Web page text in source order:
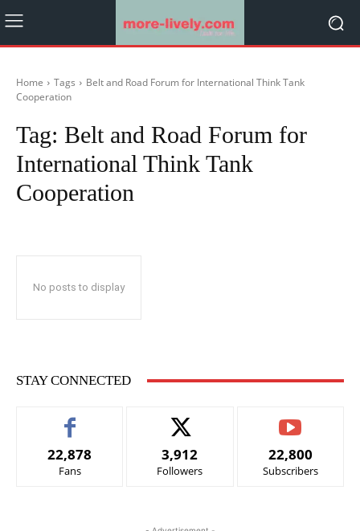
Home Tags
Belt and Road Forum for International Think Tank
Cooperation
Tag: Belt and Road Forum for
International Think Tank
Cooperation
No posts to display
STAY CONNECTED
22,878
Fans
3,912
Followers
22,800
Subscribers